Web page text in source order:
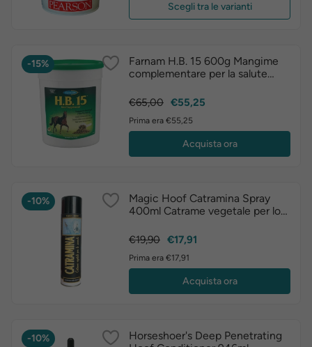
Scegli tra le varianti
-15%
Farnam H.B. 15 600g Mangime
complementare per la salute
Prezzo
€65,00 Prezzo
€55,25
Prima era €55,25
Acquista ora
-10%
Magic Hoof Catramina Spray
400ml Catrame vegetale per lo
Prezzo
€19,90 Prezzo
€17,91
Prima era €17,91
Acquista ora
-10%
Horseshoer's Deep Penetrating